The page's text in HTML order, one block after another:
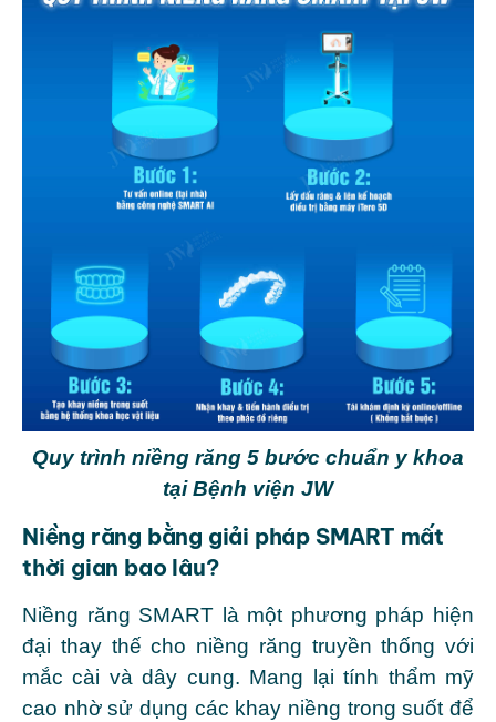
Quy trình niềng răng 5 bước chuẩn y khoa
tại Bệnh viện JW
Niềng răng bằng giải pháp SMART mất
thời gian bao lâu?
Niềng răng SMART là một phương pháp hiện
đại thay thế cho niềng răng truyền thống với
mắc cài và dây cung. Mang lại tính thẩm mỹ
cao nhờ sử dụng các khay niềng trong suốt để